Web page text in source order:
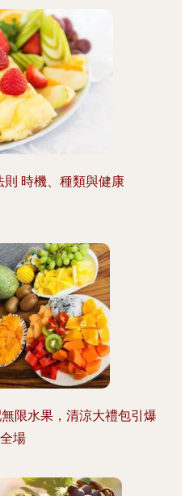
則 時機、種類與健康
限水果，清涼大禮包引爆
全場